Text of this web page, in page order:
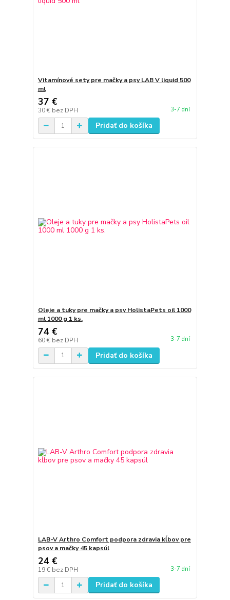
Vitamínové sety pre mačky a psy LAB V liquid 500
ml
37 €
30 € bez DPH 3-7 dní
Pridať do košíka
Oleje a tuky pre mačky a psy HolistaPets oil 1000
ml 1000 g 1 ks.
74 €
60 € bez DPH 3-7 dní
Pridať do košíka
LAB-V Arthro Comfort podpora zdravia kĺbov pre
psov a mačky 45 kapsúl
24 €
19 € bez DPH 3-7 dní
Pridať do košíka